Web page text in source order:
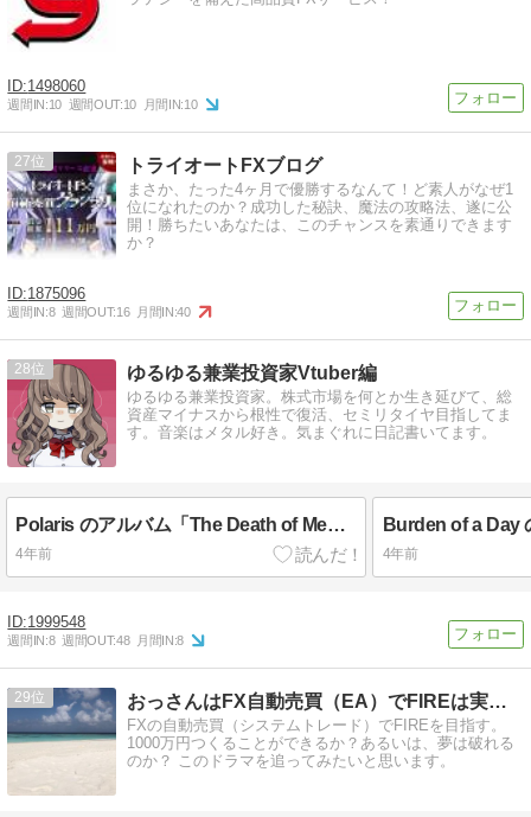
1498060
週間IN:10 週間OUT:10 月間IN:10
27 トライオートFXブログ
まさか、たった4ヶ月で優勝するなんて！ど素人がなぜ1
位になれたのか？成功した秘訣、魔法の攻略法、遂に公
開！勝ちたいあなたは、このチャンスを素通りできます
か？
1875096
週間IN:8 週間OUT:16 月間IN:40
28 ゆるゆる兼業投資家Vtuber編
ゆるゆる兼業投資家。株式市場を何とか生き延びて、総
資産マイナスから根性で復活、セミリタイヤ目指してま
す。音楽はメタル好き。気まぐれに日記書いてます。
Polaris のアルバム「The Death of Me」を最近よく聴いてます
4年前 4年前
1999548
週間IN:8 週間OUT:48 月間IN:8
29 おっさんはFX自動売買（EA）でFIREは実現できるのか！
FXの自動売買（システムトレード）でFIREを目指す。
1000万円つくることができるか？あるいは、夢は破れる
のか？ このドラマを追ってみたいと思います。